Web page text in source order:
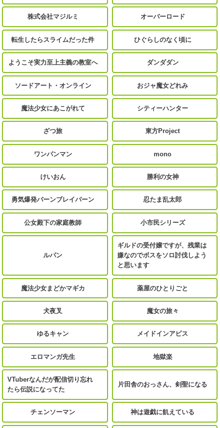
株式会社マジルミ オーバーロード
転生したらスライムだった件 ひぐらしのなく頃に
ようこそ実力至上主義の教室へ ダンダダン
ソードアート・オンライン おジャ魔女どれみ
魔法少女にあこがれて シティーハンター
ざつ旅 東方Project
ワンパンマン mono
けいおん 勝利の女神
勇気爆発バーンブレイバーン 忍たま乱太郎
公女殿下の家庭教師 小市民シリーズ
ルパン
ギルドの受付嬢ですが、残業は
嫌なのでボスをソロ討伐しよう
と思います
魔法少女まどかマギカ 薬屋のひとりごと
犬夜叉 魔女の旅々
ゆるキャン メイドインアビス
エロマンガ先生 地獄楽
VTuberなんだが配信切り忘れ
たら伝説になってた
片田舎のおっさん、剣聖になる
チェンソーマン 神は遊戯に飢えている